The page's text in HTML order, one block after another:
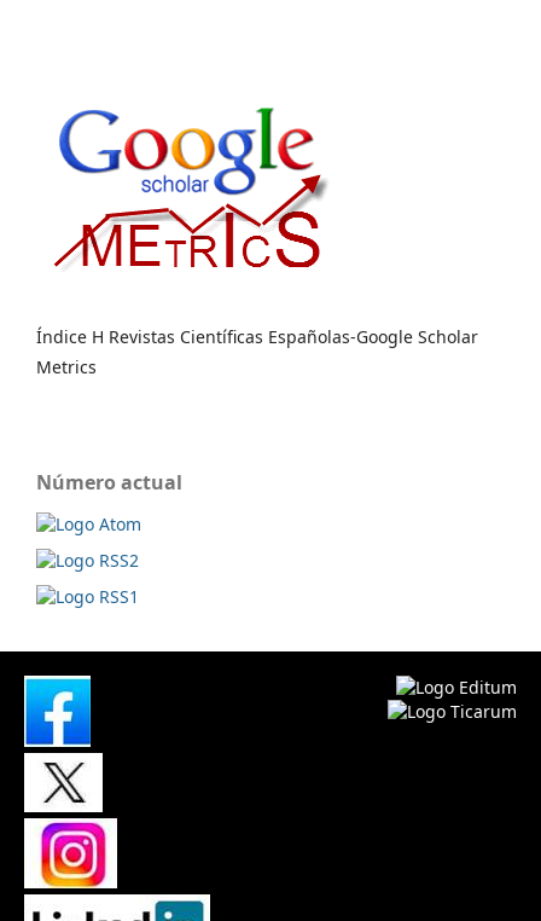
Índice H Revistas Científicas Españolas-Google Scholar
Metrics
Número actual